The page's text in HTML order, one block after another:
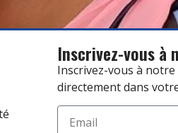
Inscrivez-vous à
Inscrivez-vous à
directement dans